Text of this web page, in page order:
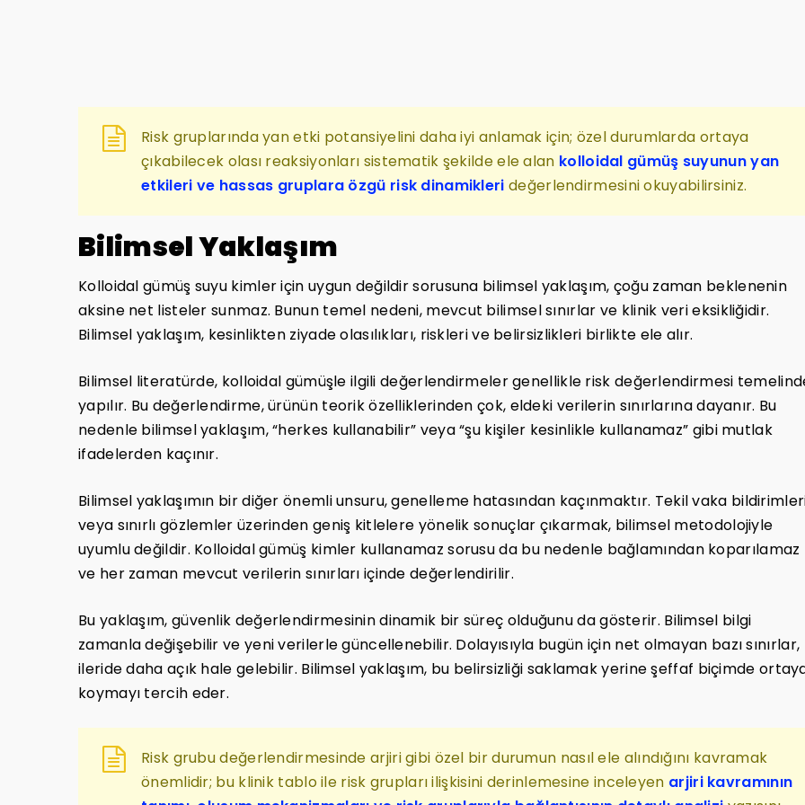
Risk gruplarında yan etki potansiyelini daha iyi anlamak için; özel durumlarda ortaya
çıkabilecek olası reaksiyonları sistematik şekilde ele alan kolloidal gümüş suyunun yan
etkileri ve hassas gruplara özgü risk dinamikleri değerlendirmesini okuyabilirsiniz.
Bilimsel Yaklaşım
Kolloidal gümüş suyu kimler için uygun değildir sorusuna bilimsel yaklaşım, çoğu zaman beklenenin
aksine net listeler sunmaz. Bunun temel nedeni, mevcut bilimsel sınırlar ve klinik veri eksikliğidir.
Bilimsel yaklaşım, kesinlikten ziyade olasılıkları, riskleri ve belirsizlikleri birlikte ele alır.
Bilimsel literatürde, kolloidal gümüşle ilgili değerlendirmeler genellikle risk değerlendirmesi
yapılır. Bu değerlendirme, ürünün teorik özelliklerinden çok, eldeki verilerin sınırlarına dayanır. Bu
nedenle bilimsel yaklaşım, “herkes kullanabilir” veya “şu kişiler kesinlikle kullanamaz” gibi mutlak
ifadelerden kaçınır.
Bilimsel yaklaşımın bir diğer önemli unsuru, genelleme hatasından kaçınmaktır. Tekil vaka
veya sınırlı gözlemler üzerinden geniş kitlelere yönelik sonuçlar çıkarmak, bilimsel metodolojiyle
uyumlu değildir. Kolloidal gümüş kimler kullanamaz sorusu da bu nedenle bağlamından koparılamaz
ve her zaman mevcut verilerin sınırları içinde değerlendirilir.
Bu yaklaşım, güvenlik değerlendirmesinin dinamik bir süreç olduğunu da gösterir. Bilimsel bilgi
zamanla değişebilir ve yeni verilerle güncellenebilir. Dolayısıyla bugün için net olmayan bazı sınırlar,
ileride daha açık hale gelebilir. Bilimsel yaklaşım, bu belirsizliği saklamak yerine şeffaf biçimde
koymayı tercih eder.
Risk grubu değerlendirmesinde arjiri gibi özel bir durumun nasıl ele alındığını kavramak
önemlidir; bu klinik tablo ile risk grupları ilişkisini derinlemesine inceleyen arjiri kavramının